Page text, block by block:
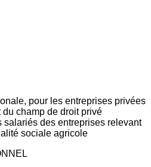
pour les entreprises privées
champ de droit privé
salariés des entreprises relevant
sociale agricole